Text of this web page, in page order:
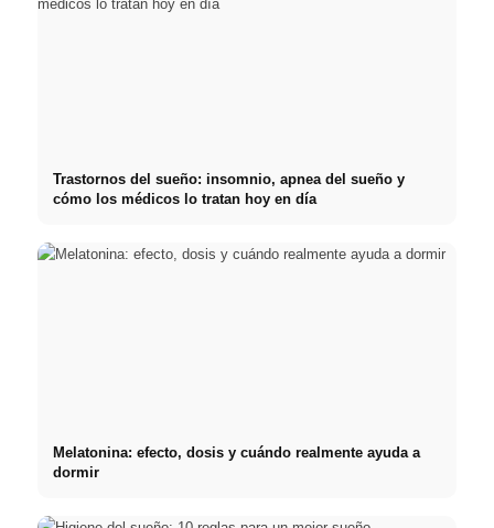
Trastornos del sueño: insomnio, apnea del sueño y
cómo los médicos lo tratan hoy en día
Melatonina: efecto, dosis y cuándo realmente ayuda a
dormir